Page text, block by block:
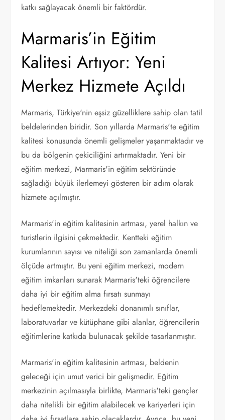
katkı sağlayacak önemli bir faktördür.
Marmaris’in Eğitim
Kalitesi Artıyor: Yeni
Merkez Hizmete Açıldı
Marmaris, Türkiye'nin eşsiz güzelliklere sahip olan tatil
beldelerinden biridir. Son yıllarda Marmaris'te eğitim
kalitesi konusunda önemli gelişmeler yaşanmaktadır ve
bu da bölgenin çekiciliğini artırmaktadır. Yeni bir
eğitim merkezi, Marmaris'in eğitim sektöründe
sağladığı büyük ilerlemeyi gösteren bir adım olarak
hizmete açılmıştır.
Marmaris'in eğitim kalitesinin artması, yerel halkın ve
turistlerin ilgisini çekmektedir. Kentteki eğitim
kurumlarının sayısı ve niteliği son zamanlarda önemli
ölçüde artmıştır. Bu yeni eğitim merkezi, modern
eğitim imkanları sunarak Marmaris'teki öğrencilere
daha iyi bir eğitim alma fırsatı sunmayı
hedeflemektedir. Merkezdeki donanımlı sınıflar,
laboratuvarlar ve kütüphane gibi alanlar, öğrencilerin
eğitimlerine katkıda bulunacak şekilde tasarlanmıştır.
Marmaris'in eğitim kalitesinin artması, beldenin
geleceği için umut verici bir gelişmedir. Eğitim
merkezinin açılmasıyla birlikte, Marmaris'teki gençler
daha nitelikli bir eğitim alabilecek ve kariyerleri için